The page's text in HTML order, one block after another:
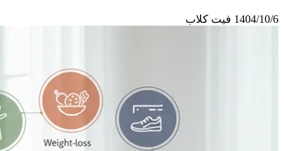
1404/10/6 فیت کلاب